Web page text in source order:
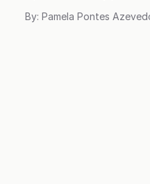
By: Pamela Pontes